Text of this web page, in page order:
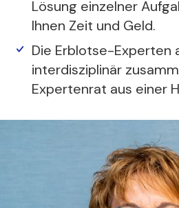
Lösung einzelner
Ihnen Zeit und Geld.
Die Erblotse-Experten
interdisziplinär
Expertenrat aus einer